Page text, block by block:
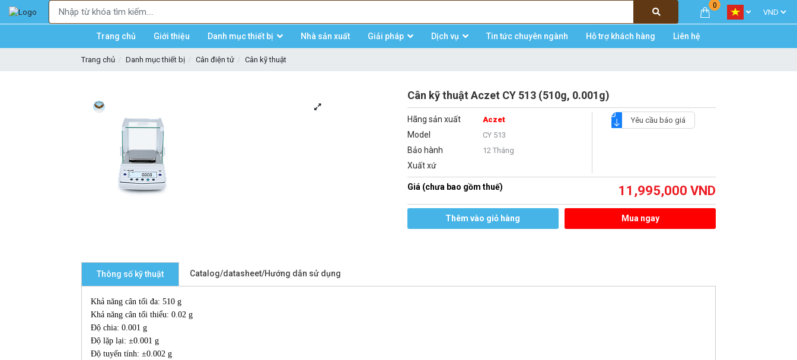
0
Trang chủ Giới thiệu Danh mục thiết bị Nhà sản xuất Giải pháp Dịch vụ Tin tức chuyên ngành Hỗ trợ khách hàng Liên hệ
Trang chủ Danh mục thiết bị Cân điện tử Cân kỹ thuật
Cân kỹ thuật Aczet CY 513 (510g, 0.001g)
Hãng sản xuất Aczet
Model CY 513
Bảo hành 12 Tháng
Xuất xứ
Yêu cầu báo giá
Giá (chưa bao gồm thuế) 11,995,000 VND
Thêm vào giỏ hàng Mua ngay
Thông số kỹ thuật Catalog/datasheet/Hướng dẫn sử dụng
Khả năng cân tối đa: 510 g
Khả năng cân tối thiểu: 0.02 g
Độ chia: 0.001 g
Độ lặp lại: ±0.001 g
Độ tuyến tính: ±0.002 g